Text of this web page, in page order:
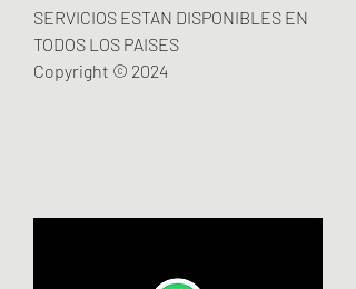
SERVICIOS ESTAN DISPONIBLES EN
TODOS LOS PAISES
Copyright © 2024